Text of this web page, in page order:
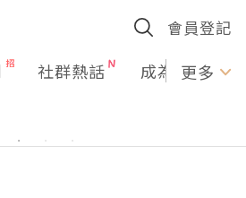
會員登記
社群熱話 成為U更多